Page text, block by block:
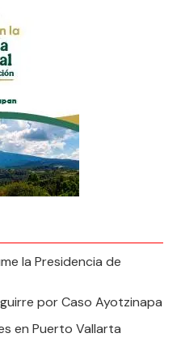
la Presidencia de
por Caso Ayotzinapa
en Puerto Vallarta